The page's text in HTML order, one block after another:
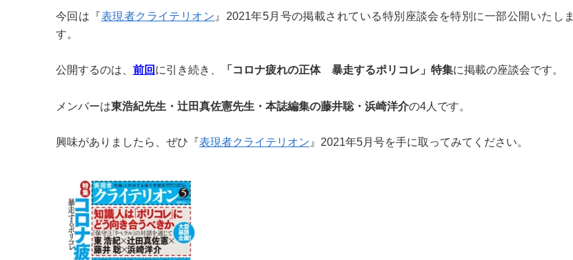
今回は『表現者クライテリオン 』2021年5月号の掲載されている特別座談会を特別に一部公開いたしま
す。
公開するのは、 前回 に引き続き、 「コロナ疲れの正体 暴走するポリコレ」特集に掲載の座談会です。
メンバーは東浩紀先生・辻田真佐憲先生・本誌編集の藤井聡・浜崎洋介の4人です。
興味がありましたら、ぜひ『表現者クライテリオン 』2021年5月号を手に取ってみてください。